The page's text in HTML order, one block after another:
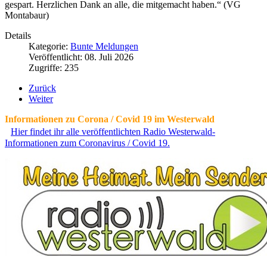
gespart. Herzlichen Dank an alle, die mitgemacht haben.“ (VG
Montabaur)
Details
Kategorie: Bunte Meldungen
Veröffentlicht: 08. Juli 2026
Zugriffe: 235
Zurück
Weiter
Informationen zu Corona / Covid 19 im Westerwald
Hier findet ihr alle veröffentlichten Radio Westerwald-
Informationen zum Coronavirus / Covid 19.